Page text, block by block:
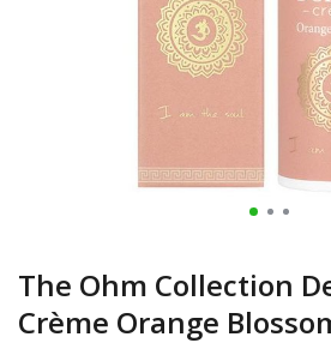
The Ohm Collection
Crème Orange